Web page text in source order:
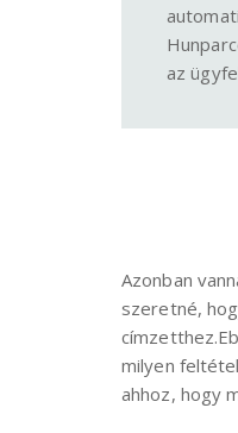
az
Azonban
szeretné,
milyen
ahhoz, hogy